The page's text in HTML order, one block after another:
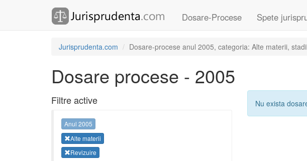
Dosare-Procese Spete
Jurisprudenta.com Dosare-procese anul 2005, categoria: Alte materii,
Dosare procese - 2005
Filtre active
Anul 2005
Alte materii
Revizuire
Nu exista